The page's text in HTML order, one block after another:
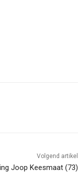
Volgend artikel
Joop Keesmaat (73)